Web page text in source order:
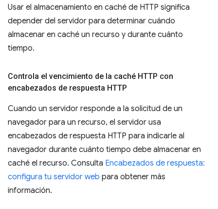
Usar el almacenamiento en caché de HTTP significa
depender del servidor para determinar cuándo
almacenar en caché un recurso y durante cuánto
tiempo.
Controla el vencimiento de la caché HTTP con
encabezados de respuesta HTTP
Cuando un servidor responde a la solicitud de un
navegador para un recurso, el servidor usa
encabezados de respuesta HTTP para indicarle al
navegador durante cuánto tiempo debe almacenar en
caché el recurso. Consulta Encabezados de respuesta:
configura tu servidor web para obtener más
información.